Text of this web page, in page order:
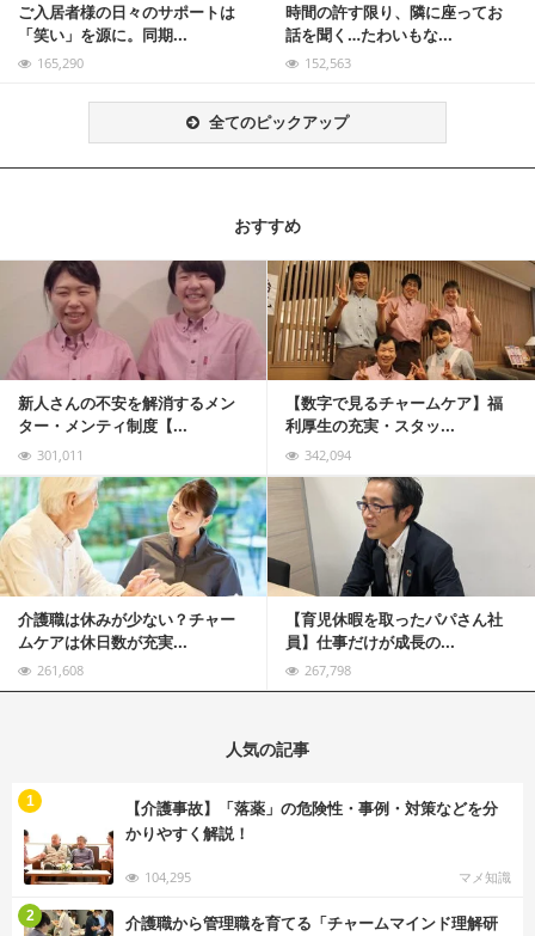
ご入居者様の日々のサポートは
「笑い」を源に。同期...
165,290
時間の許す限り、隣に座ってお
話を聞く…たわいもな...
152,563
全てのピックアップ
おすすめ
新人さんの不安を解消するメン
ター・メンティ制度【...
301,011
【数字で見るチャームケア】福
利厚生の充実・スタッ...
342,094
記事を読む
介護職は休みが少ない？チャー
ムケアは休日数が充実...
261,608
【育児休暇を取ったパパさん社
員】仕事だけが成長の...
267,798
記事を読む
人気の記事
【介護事故】「落薬」の危険性・事例・対策などを分
かりやすく解説！
104,295 マメ知識
1
介護職から管理職を育てる「チャームマインド理解研
2